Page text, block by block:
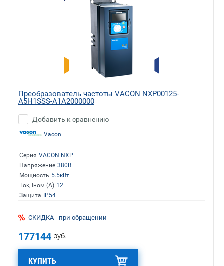
Преобразователь частоты VACON NXP00125-
A5H1SSS-A1A2000000
Добавить к сравнению
Vacon
Серия VACON NXP
Напряжение 380В
Мощность 5.5кВт
Ток, Iном (А) 12
Защита
IP54
СКИДКА - при обращении
177144 руб.
КУПИТЬ